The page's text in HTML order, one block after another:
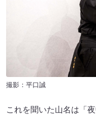
撮影：平口誠
これを聞いた山名は「